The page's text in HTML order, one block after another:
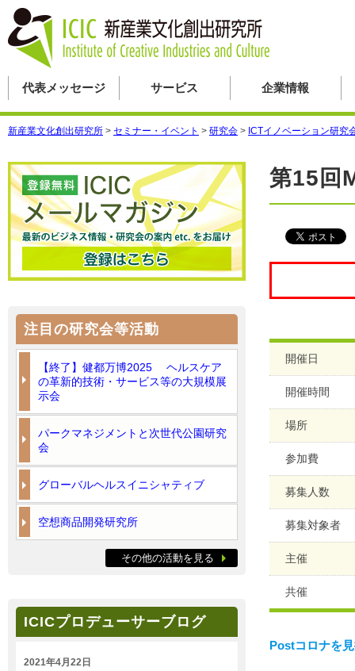
代表メッセージ サービス 企業情報
新産業文化創出研究所 > セミナー・イベント > 研究会 > ICTイノベーション研究
第15回
開催日
開催時間
場所
参加費
募集人数
募集対象者
主催
共催
Postコロナを
注目の研究会等活動
【終了】健都万博2025 ヘルスケア
の革新的技術・サービス等の大規模展
示会
パークマネジメントと次世代公園研究
会
グローバルヘルスイニシャティブ
空想商品開発研究所
その他の活動を見る
ICICプロデューサーブログ
2021年4月22日